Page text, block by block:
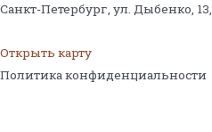
Санкт-Петербург, ул. Дыбенко, 13,
Открыть карту
Политика конфиденциальности